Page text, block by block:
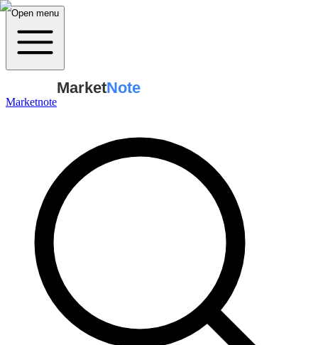
Open menu
Marketnote
MarketNote